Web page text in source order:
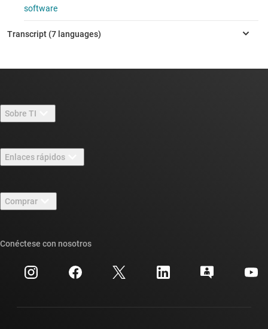
software
Sobre TI
Carreras laborales
Sala de redacción
Eventos
Relaciones con los inversionistas
Enlaces rápidos
Foros de soporte de diseño de TI E2E™
Búsqueda de referencias cruzadas
Centro de atención al cliente
Comprar
Preguntas frecuentes sobre pedidos
Conéctese con nosotros